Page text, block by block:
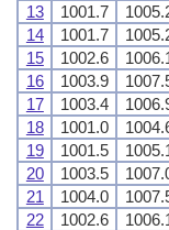
13
1001.7
14
1001.7
15
1002.6
16
1003.9
17
1003.4
18
1001.0
19
1001.5
20
1003.5
21
1004.0
22
1002.6